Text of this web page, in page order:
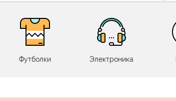
Футболки Электроника